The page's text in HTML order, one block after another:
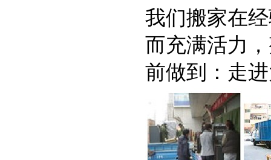
我们搬家在
而充满活力
前做到：走